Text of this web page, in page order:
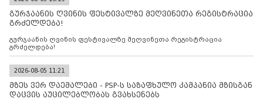
გურჯაანის ღვინის ფესტივალზე მეღვინეთა რეგისტრაცია
გრძელდება!
გურჯაანის ღვინის ფესტივალზე მეღვინეთა რეგისტრაცია
გრძელდება!
2026-08-05 11:21
მზეს ვერ დაემალები - PSP-ს საზაფხულო კამპანია მზისგან
დაცვის აუცილებლობას გვახსენებს